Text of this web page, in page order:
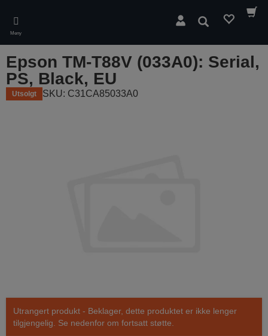
main
content
Meny
Søk
Epson TM-T88V (033A0): Serial,
PS, Black, EU
Utsolgt SKU: C31CA85033A0
Utrangert produkt - Beklager, dette produktet er ikke lenger
tilgjengelig. Se nedenfor om fortsatt støtte.